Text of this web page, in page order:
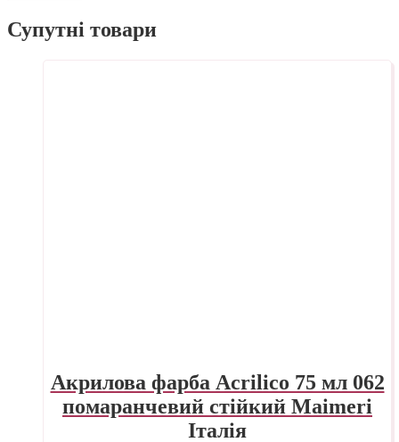
Супутні товари
Акрилова фарба Acrilico 75 мл 062
помаранчевий стійкий Maimeri
Італія